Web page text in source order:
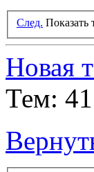
След. Показать
Новая
Тем: 41